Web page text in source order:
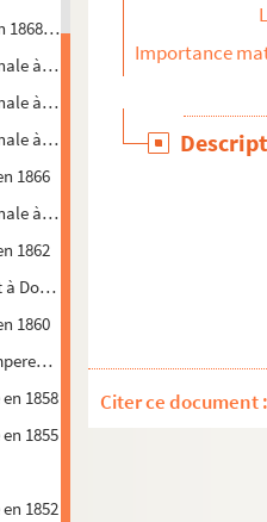
et 1869
à Lille en 1869
à Lille en 1867
à Lille en 1863
1866
à Lille en 1864 et 1865
1862
Douai en 1861
1860
des français
1858
1855
1852
Importance
Citer ce document :